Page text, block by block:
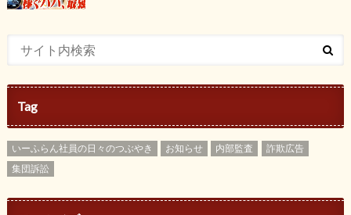
Tag
いーふらん社員の日々のつぶやき お知らせ 内部監査
詐欺広告
集団訴訟